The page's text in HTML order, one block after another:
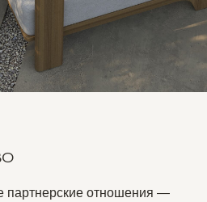
партнерские отношения —